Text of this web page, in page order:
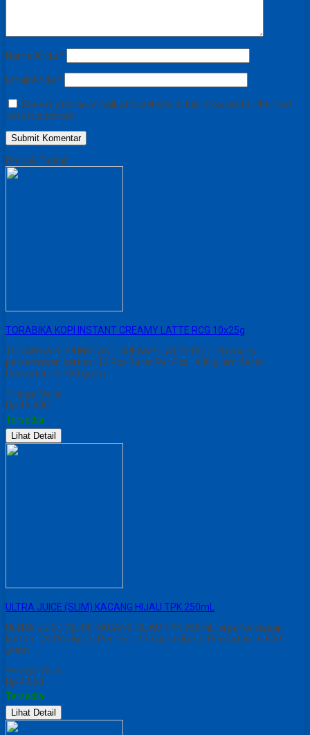
Nama Anda *
Email Anda *
Save my name, email, and website in this browser for the next
time I comment.
Produk Terkait
TORABIKA KOPI INSTANT CREAMY LATTE RCG 10x25g
TORABIKA KOPI INSTANT CREAMY LATTE RCG 10x25g Isi
perkemasan karton : 12 Pcs Berat Per Pcs : 430 gram Berat
Perkarton : 5.160 gram
*Harga Mulai
Rp 15.400
Tersedia
Lihat Detail
ULTRA JUICE (SLIM) KACANG HIJAU TPK 250mL
ULTRA JUICE (SLIM) KACANG HIJAU TPK 250mL Isi perkemasan
karton : 24 Pcs Berat Per Pcs : 275 gram Berat Perkarton : 6.600
gram
*Harga Mulai
Rp 4.950
Tersedia
Lihat Detail